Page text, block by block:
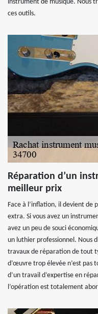
instrument de musique. Nous
ces outils.
Réparation d’un
meilleur prix
Face à l’inflation, il devient de
extra. Si vous avez un
avez un peu de souci
un luthier professionnel. Nous
travaux de réparation de tout
d’œuvre trop élevée n’est pas
d’un travail d’expertise en
l’opération est totalement